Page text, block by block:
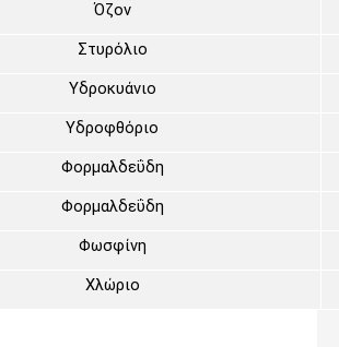
Όζον
Στυρόλιο
Υδροκυάνιο
Υδροφθόριο
Φορμαλδεΰδη
Φορμαλδεΰδη
Φωσφίνη
Χλώριο